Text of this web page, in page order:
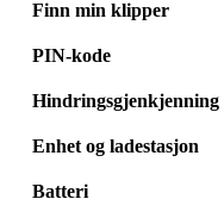
Finn min klipper
PIN-kode
Hindringsgjenkjenning
Enhet og ladestasjon
Batteri